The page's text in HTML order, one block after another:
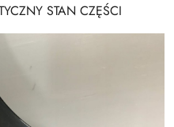
STAN CZĘŚCI